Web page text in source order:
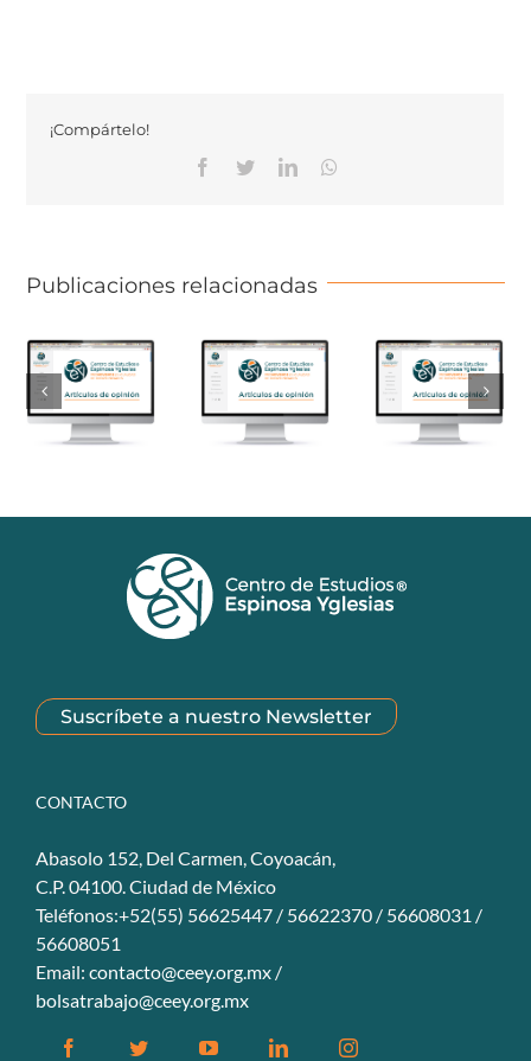
¡Compártelo!
Facebook
TwitterLinkedinWhatsapp
Publicaciones relacionadas
Suscríbete a nuestro Newsletter
CONTACTO
Abasolo 152, Del Carmen, Coyoacán,
C.P. 04100. Ciudad de México
Teléfonos:+52(55) 56625447 / 56622370 / 56608031 /
56608051
Email: contacto@ceey.org.mx /
bolsatrabajo@ceey.org.mx
FacebookTwitter YouTubeLinkedinInstagram